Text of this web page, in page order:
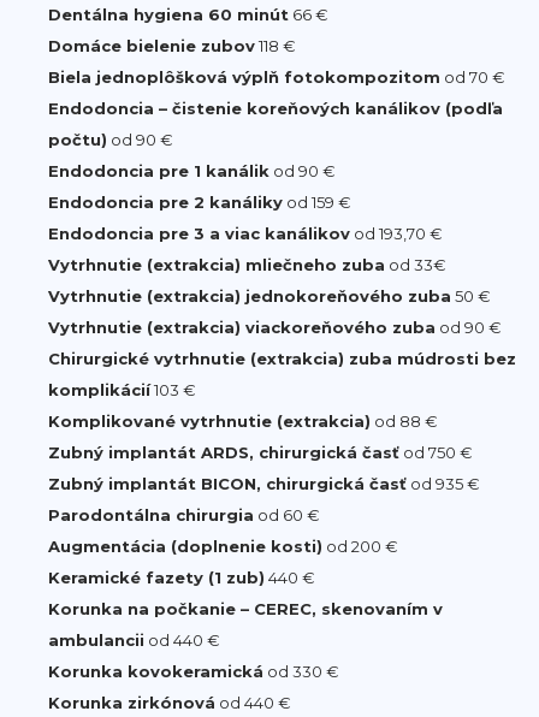
Dentálna hygiena 60 minút 66 €
Domáce bielenie zubov118 €
Biela jednoplôšková výplň fotokompozitom od 70 €
Endodoncia – čistenie koreňových kanálikov (podľa
počtu) od 90 €
Endodoncia pre 1 kanálik od 90 €
Endodoncia pre 2 kanáliky od 159 €
Endodoncia pre 3 a viac kanálikov od 193,70 €
Vytrhnutie (extrakcia) mliečneho zuba od 33€
Vytrhnutie (extrakcia) jednokoreňového zuba 50 €
Vytrhnutie (extrakcia) viackoreňového zuba od 90 €
Chirurgické vytrhnutie (extrakcia) zuba múdrosti bez
komplikácií103 €
Komplikované vytrhnutie (extrakcia) od 88 €
Zubný implantát ARDS, chirurgická časť od 750 €
Zubný implantát BICON, chirurgická časť od 935 €
Parodontálna chirurgia od 60 €
Augmentácia (doplnenie kosti) od 200 €
Keramické fazety (1 zub) 440 €
Korunka na počkanie – CEREC, skenovaním v
ambulancii od 440 €
Korunka kovokeramická od 330 €
Korunka zirkónová od 440 €